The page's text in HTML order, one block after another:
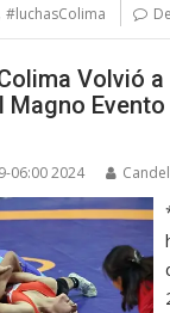
#luchasColima
Volvió
Magno
06:00 2024